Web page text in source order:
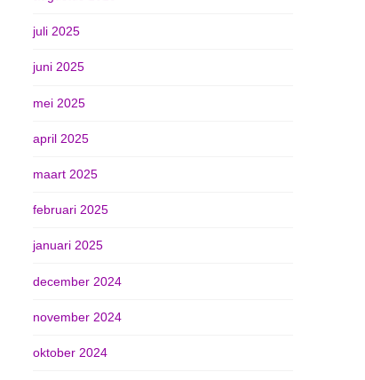
juli 2025
juni 2025
mei 2025
april 2025
maart 2025
februari 2025
januari 2025
december 2024
november 2024
oktober 2024